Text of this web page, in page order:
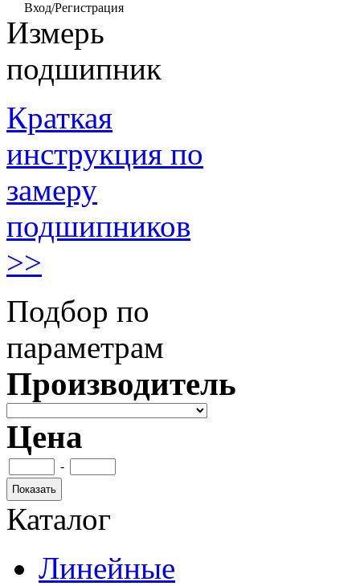
Вход/Регистрация
Измерь
подшипник
Краткая
инструкция по
замеру
подшипников
>>
Подбор по
параметрам
Производитель
Цена
-
Каталог
Линейные